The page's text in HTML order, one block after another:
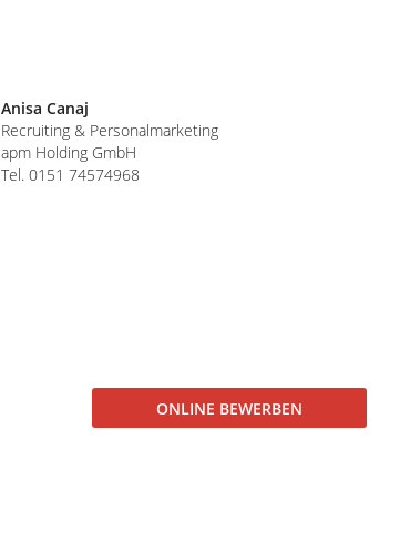
Anisa Canaj
Recruiting & Personalmarketing
apm Holding GmbH
Tel. 0151 74574968
ONLINE BEWERBEN